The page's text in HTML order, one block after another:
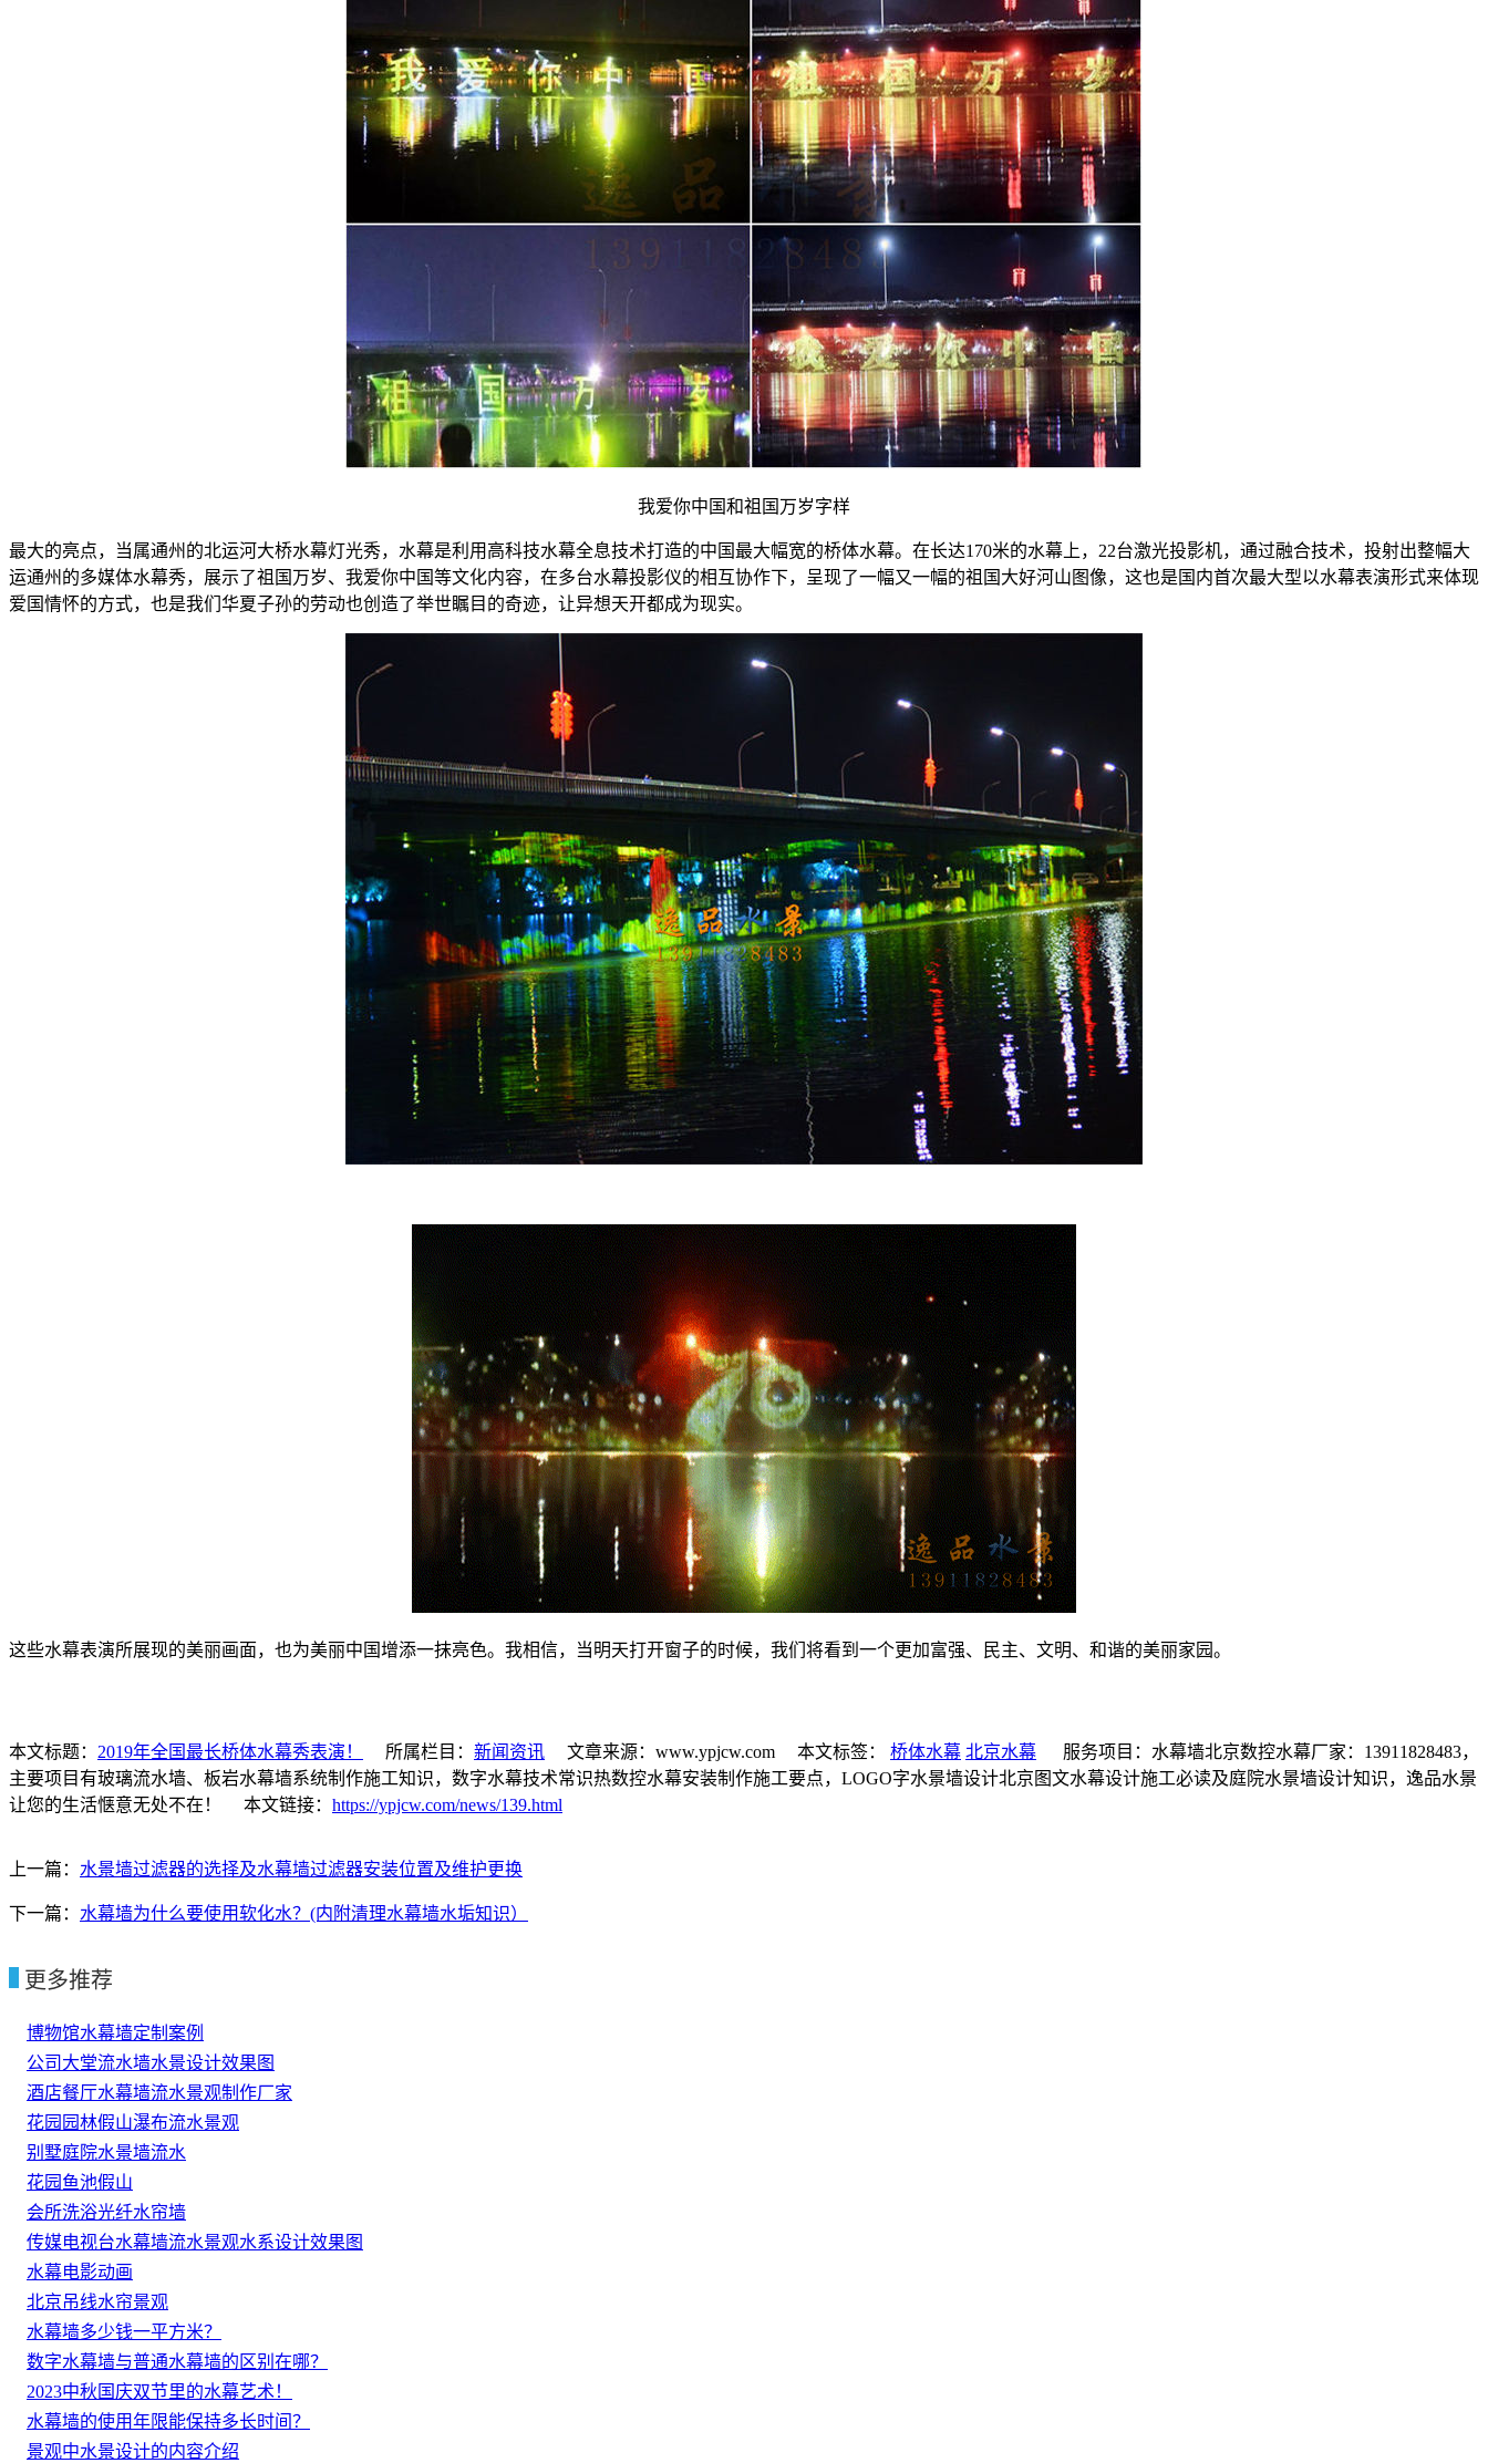
我爱你中国和祖国万岁字样
最大的亮点，当属通州的北运河大桥水幕灯光秀，水幕是利用高科技水幕全息技术打造的中国最大幅宽的桥体水幕。在长达170米的水幕上，22台激光投影机，通过融合技术，投射出整幅大
运通州的多媒体水幕秀，展示了祖国万岁、我爱你中国等文化内容，在多台水幕投影仪的相互协作下，呈现了一幅又一幅的祖国大好河山图像，这也是国内首次最大型以水幕表演形式来体现
爱国情怀的方式，也是我们华夏子孙的劳动也创造了举世瞩目的奇迹，让异想天开都成为现实。
这些水幕表演所展现的美丽画面，也为美丽中国增添一抹亮色。我相信，当明天打开窗子的时候，我们将看到一个更加富强、民主、文明、和谐的美丽家园。
本文标题： 2019年全国最长桥体水幕秀表演！ 所属栏目： 新闻资讯 文章来源：www.ypjcw.com 本文标签： 桥体水幕 北京水幕 服务项目：水幕墙北京数控水幕厂家：13911828483，
主要项目有玻璃流水墙、板岩水幕墙系统制作施工知识，数字水幕技术常识热数控水幕安装制作施工要点，LOGO字水景墙设计北京图文水幕设计施工必读及庭院水景墙设计知识，逸品水景
让您的生活惬意无处不在！ 本文链接： https://ypjcw.com/news/139.html
上一篇： 水景墙过滤器的选择及水幕墙过滤器安装位置及维护更换
下一篇： 水幕墙为什么要使用软化水？(内附清理水幕墙水垢知识）
更多推荐
博物馆水幕墙定制案例
公司大堂流水墙水景设计效果图
酒店餐厅水幕墙流水景观制作厂家
花园园林假山瀑布流水景观
别墅庭院水景墙流水
花园鱼池假山
会所洗浴光纤水帘墙
传媒电视台水幕墙流水景观水系设计效果图
水幕电影动画
北京吊线水帘景观
水幕墙多少钱一平方米？
数字水幕墙与普通水幕墙的区别在哪？
2023中秋国庆双节里的水幕艺术！
水幕墙的使用年限能保持多长时间？
景观中水景设计的内容介绍